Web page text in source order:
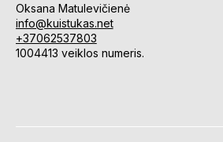
Oksana Matulevičienė
info@kuistukas.net
+37062537803
1004413 veiklos numeris.